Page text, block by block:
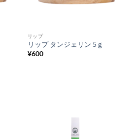
リップ
リップ タンジェリン 5ｇ
¥600